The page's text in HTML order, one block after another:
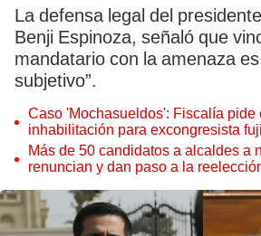
La defensa legal del
Benji Espinoza, señaló que
mandatario con la amenaza
subjetivo”.
Caso 'Mochasueldos': Fiscalía pide
inhabilitación para excongresista
Cordero Jon Tay
Más de 50 candidatos a alcaldes a
renuncian y dan paso a la